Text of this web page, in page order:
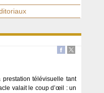
télévisuelle tant
valait le coup d’œil : un